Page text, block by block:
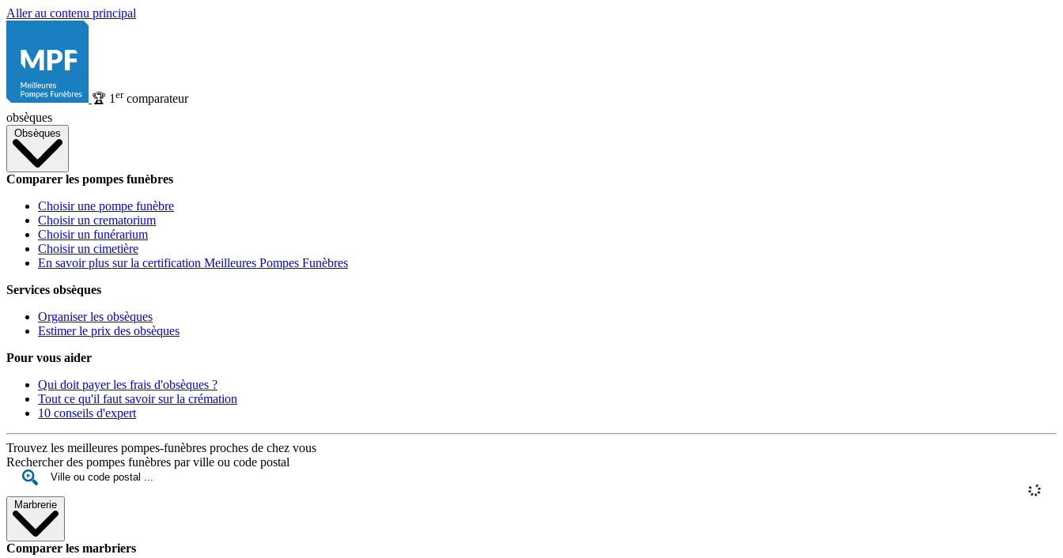
Aller au contenu principal
🏆 1 ercomparateur
obsèques
Obsèques
Comparer les pompes funèbres
Choisir une pompe funèbre
Choisir un crematorium
Choisir un funérarium
Choisir un cimetière
En savoir plus sur la certification Meilleures Pompes Funèbres
Services obsèques
Organiser les obsèques
Estimer le prix des obsèques
Pour vous aider
Qui doit payer les frais d'obsèques ?
Tout ce qu'il faut savoir sur la crémation
10 conseils d'expert
Trouvez les meilleures pompes-funèbres proches de chez vous
Rechercher des pompes funèbres par ville ou code postal
Marbrerie
Comparer les marbriers